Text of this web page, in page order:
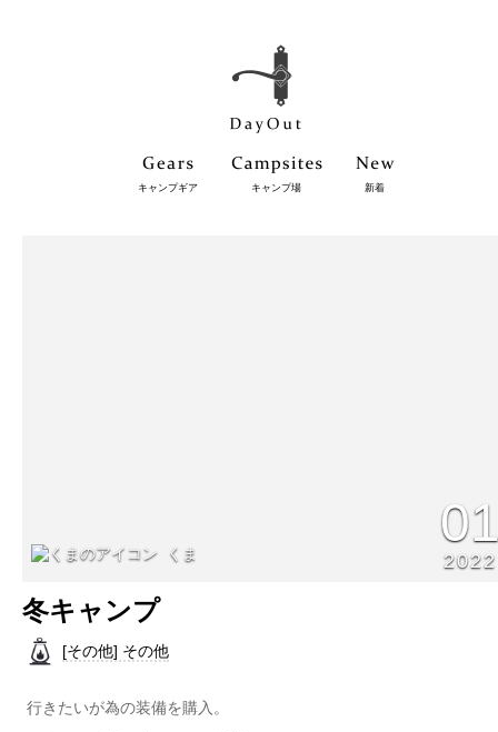
キャンプギア キャンプ場 新着
くま 2022
冬キャンプ
[その他] その他
行きたいが為の装備を購入。